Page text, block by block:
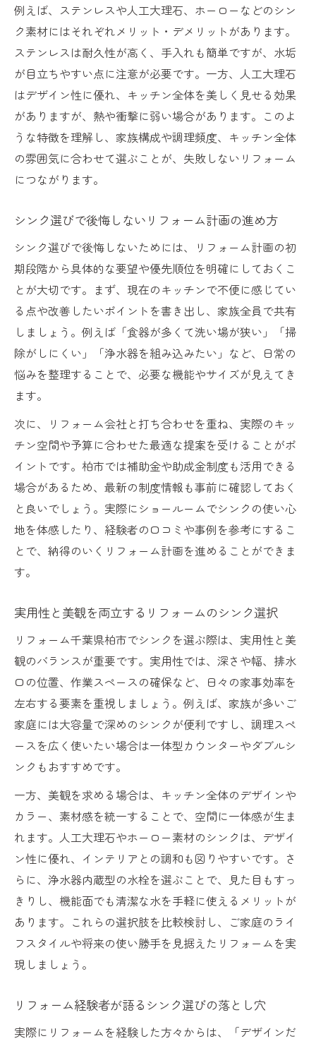
例えば、ステンレスや人工大理石、ホーローなどのシン
ク素材にはそれぞれメリット・デメリットがあります。
ステンレスは耐久性が高く、手入れも簡単ですが、水垢
が目立ちやすい点に注意が必要です。一方、人工大理石
はデザイン性に優れ、キッチン全体を美しく見せる効果
がありますが、熱や衝撃に弱い場合があります。このよ
うな特徴を理解し、家族構成や調理頻度、キッチン全体
の雰囲気に合わせて選ぶことが、失敗しないリフォーム
につながります。
シンク選びで後悔しないリフォーム計画の進め方
シンク選びで後悔しないためには、リフォーム計画の初
期段階から具体的な要望や優先順位を明確にしておくこ
とが大切です。まず、現在のキッチンで不便に感じてい
る点や改善したいポイントを書き出し、家族全員で共有
しましょう。例えば「食器が多くて洗い場が狭い」「掃
除がしにくい」「浄水器を組み込みたい」など、日常の
悩みを整理することで、必要な機能やサイズが見えてき
ます。
次に、リフォーム会社と打ち合わせを重ね、実際のキッ
チン空間や予算に合わせた最適な提案を受けることがポ
イントです。柏市では補助金や助成金制度も活用できる
場合があるため、最新の制度情報も事前に確認しておく
と良いでしょう。実際にショールームでシンクの使い心
地を体感したり、経験者の口コミや事例を参考にするこ
とで、納得のいくリフォーム計画を進めることができま
す。
実用性と美観を両立するリフォームのシンク選択
リフォーム千葉県柏市でシンクを選ぶ際は、実用性と美
観のバランスが重要です。実用性では、深さや幅、排水
口の位置、作業スペースの確保など、日々の家事効率を
左右する要素を重視しましょう。例えば、家族が多いご
家庭には大容量で深めのシンクが便利ですし、調理スペ
ースを広く使いたい場合は一体型カウンターやダブルシ
ンクもおすすめです。
一方、美観を求める場合は、キッチン全体のデザインや
カラー、素材感を統一することで、空間に一体感が生ま
れます。人工大理石やホーロー素材のシンクは、デザイ
ン性に優れ、インテリアとの調和も図りやすいです。さ
らに、浄水器内蔵型の水栓を選ぶことで、見た目もすっ
きりし、機能面でも清潔な水を手軽に使えるメリットが
あります。これらの選択肢を比較検討し、ご家庭のライ
フスタイルや将来の使い勝手を見据えたリフォームを実
現しましょう。
リフォーム経験者が語るシンク選びの落とし穴
実際にリフォームを経験した方々からは、「デザインだ